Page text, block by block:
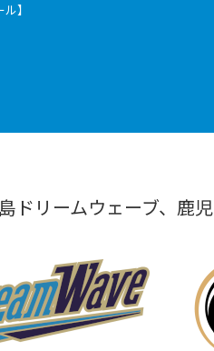
】
ドリームウェーブ、鹿